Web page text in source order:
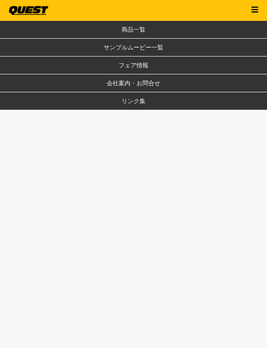
商品一覧
サンプルムービー一覧
フェア情報
会社案内・お問合せ
リンク集